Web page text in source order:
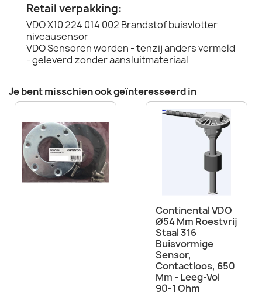
Retail verpakking:
VDO X10 224 014 002 Brandstof buisvlotter
niveausensor
VDO Sensoren worden - tenzij anders vermeld
- geleverd zonder aansluitmateriaal
Je bent misschien ook geïnteresseerd in
Continental VDO
Ø54 Mm Roestvrij
Staal 316
Buisvormige
Sensor,
Contactloos, 650
Mm - Leeg-Vol
90-1 Ohm